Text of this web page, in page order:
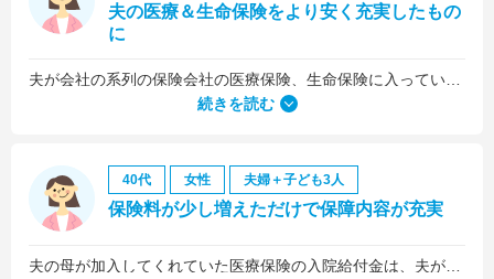
夫の医療＆生命保険をより安く充実したもの
に
続きを読む
40代 女性 夫婦＋子ども3人
保険料が少し増えただけで保障内容が充実